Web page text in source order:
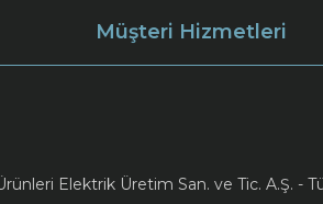
Müşteri Hizmetleri
Elektrik Üretim San. ve Tic. A.Ş. -